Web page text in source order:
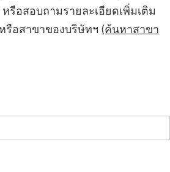
รือสอบถามรายละเอียดเพิ่มเติม
รือสาขาของบริษัทฯ (ค้นหาสาขา